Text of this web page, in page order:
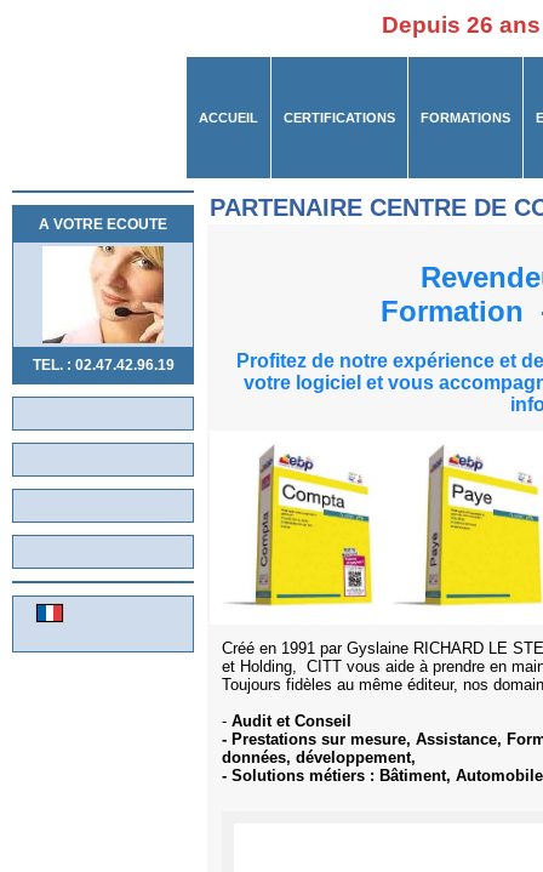
Depuis 26 ans
ACCUEIL CERTIFICATIONS FORMATIONS
A VOTRE ECOUTE
TEL. : 02.47.42.96.19
PARTENAIRE CENTRE DE
Formation
Profitez de notre expérience et
votre logiciel et vous
Créé en 1991 par Gyslaine RICHARD LE
et Holding, CITT vous aide à prendre en
Toujours fidèles au même éditeur, nos
- Audit et Conseil
- Prestations sur mesure, Assistance,
données, développement,
- Solutions métiers : Bâtiment,